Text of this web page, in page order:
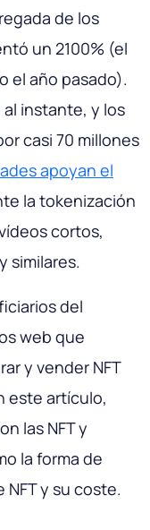
de los
un 2100% (el
el año pasado).
al instante, y los
casi 70 millones
apoyan el
la tokenización
cortos,
similares.
del
web que
y vender NFT
este artículo,
las NFT y
la forma de
y su coste.